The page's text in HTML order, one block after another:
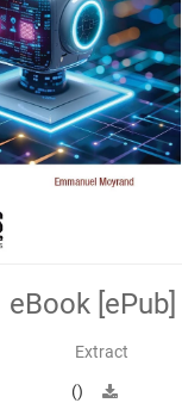
eBook [ePub]
Extract
()